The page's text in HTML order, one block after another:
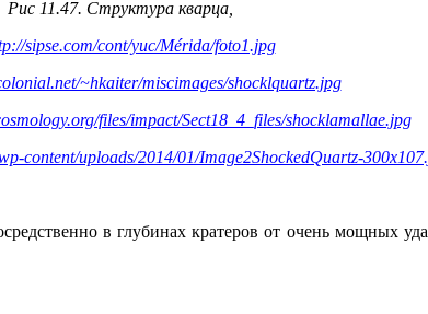
Рис 11.47. Структура кварца,
sipse.com/cont/yuc/Mérida/foto1.jpg
~hkaiter/miscimages/shocklquartz.jpg
files/impact/Sect18_4_files/shocklamallae.jpg
content/uploads/2014/01/Image2ShockedQuartz-
в глубинах кратеров от очень мощных